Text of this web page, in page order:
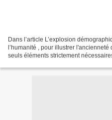
Dans l’article L’explosion
l’humanité , pour illustrer
seuls éléments strictement